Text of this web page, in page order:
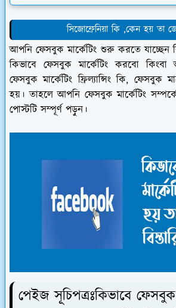
সিজোফ্রেনিয়া কি ,কেন হয় তা
আপনি ফেসবুক মার্কেটিং শুরু করতে যাচ্ছেন
কিভাবে ফেসবুক মার্কেটিং করবো
ফেসবুক মার্কেটিং ফ্রিল্যান্সিং কি, ফেসবুক
হয়। তাহলে আপনি ফেসবুক মার্কেটিং
পোস্টটি সম্পূর্ণ পড়ুন।
পেইজ সূচিপত্রঃকিভাবে ফেসবুক